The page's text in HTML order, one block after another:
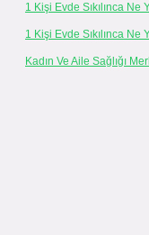
1 Kişi Evde Sıkılınca Ne
1 Kişi Evde Sıkılınca Ne
Kadın Ve Aile Sağlığı